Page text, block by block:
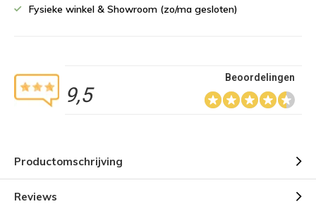
Fysieke winkel & Showroom (zo/ma gesloten)
9,5
Beoordelingen
Productomschrijving
Reviews